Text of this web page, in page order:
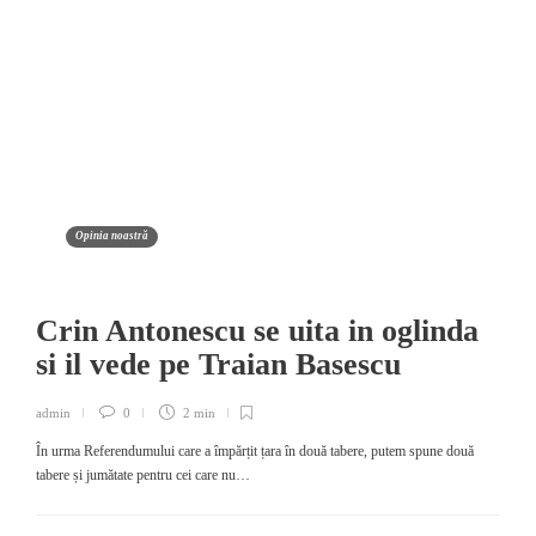
Opinia noastră
Crin Antonescu se uita in oglinda
si il vede pe Traian Basescu
admin 0 2 min
În urma Referendumului care a împărțit țara în două tabere, putem spune două
tabere și jumătate pentru cei care nu…